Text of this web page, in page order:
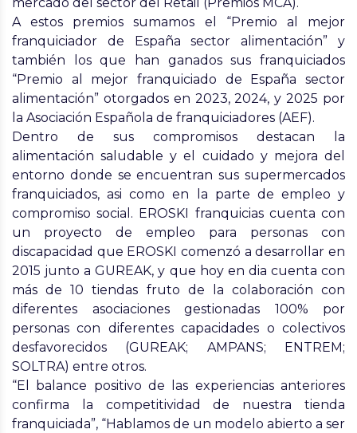
A estos premios sumamos el “Premio al mejor
franquiciador de España sector alimentación” y
también los que han ganados sus franquiciados
“Premio al mejor franquiciado de España sector
alimentación” otorgados en 2023, 2024, y 2025 por
la Asociación Española de franquiciadores (AEF).
Dentro de sus compromisos destacan la
alimentación saludable y el cuidado y mejora del
entorno donde se encuentran sus supermercados
franquiciados, asi como en la parte de empleo y
compromiso social. EROSKI franquicias cuenta con
un proyecto de empleo para personas con
discapacidad que EROSKI comenzó a desarrollar en
2015 junto a GUREAK, y que hoy en dia cuenta con
más de 10 tiendas fruto de la colaboración con
diferentes asociaciones gestionadas 100% por
personas con diferentes capacidades o colectivos
desfavorecidos (GUREAK; AMPANS; ENTREM;
SOLTRA) entre otros.
“El balance positivo de las experiencias anteriores
confirma la competitividad de nuestra tienda
franquiciada”, “Hablamos de un modelo abierto a ser